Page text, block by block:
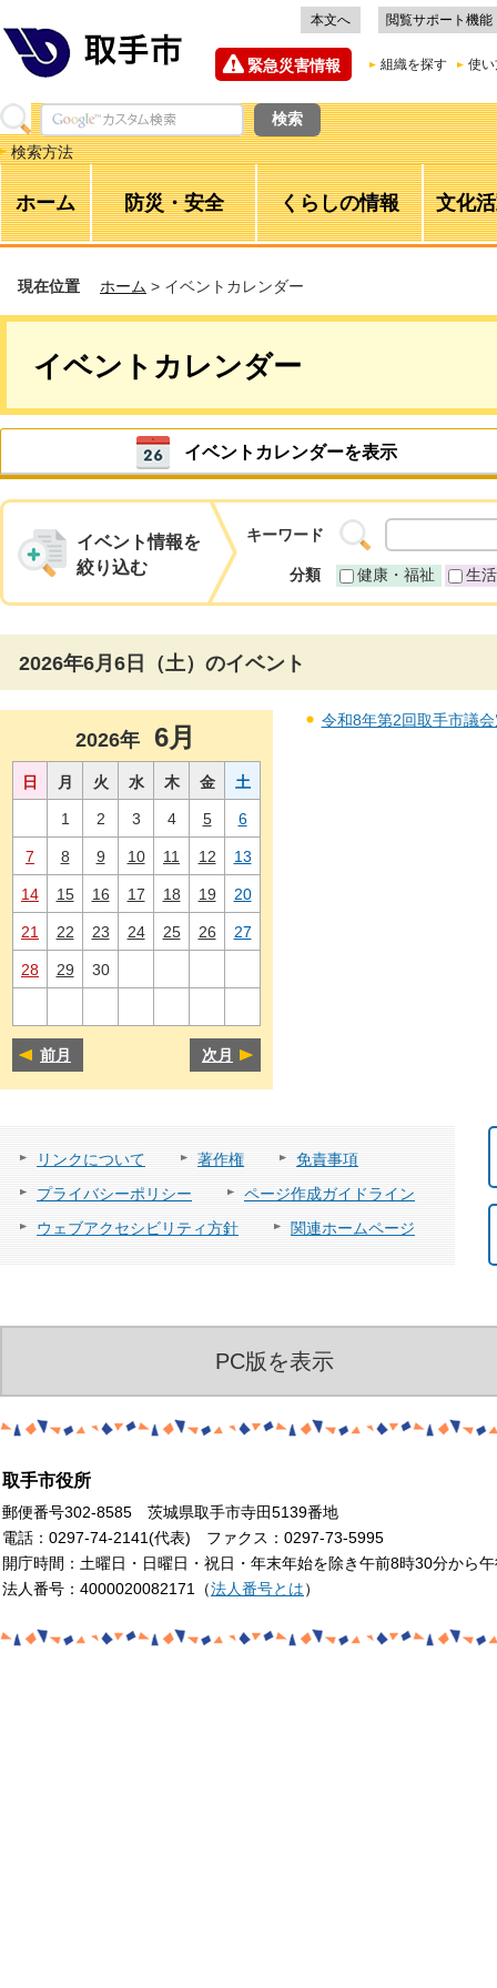
本文へ 閲覧サポート機能
緊急災害情報 組織を探す 使
検索方法
ホーム 防災・安全 くらしの情報 文化
現在位置 ホーム > イベントカレンダー
イベントカレンダー
イベントカレンダーを表示
イベント情報を
絞り込む
キーワード
分類 健康・福祉 生活
2026年6月6日（土）のイベント
2026年 6月
日 月 火 水 木 金 土
1 2 3 4 5 6
7 8 9 10 11 12 13
14 15 16 17 18 19 20
21 22 23 24 25 26 27
28 29 30
前月 次月
令和8年第2回取手市議
リンクについて 著作権
免責事項
プライバシーポリシー
ページ作成ガイドライン
ウェブアクセシビリティ方針
関連ホームページ
PC版を表示
取手市役所
郵便番号302-8585 茨城県取手市寺田5139番地
電話：0297-74-2141(代表) ファクス：0297-73-5995
開庁時間：土曜日・日曜日・祝日・年末年始を除き午前8時30分から
法人番号：4000020082171（法人番号とは）